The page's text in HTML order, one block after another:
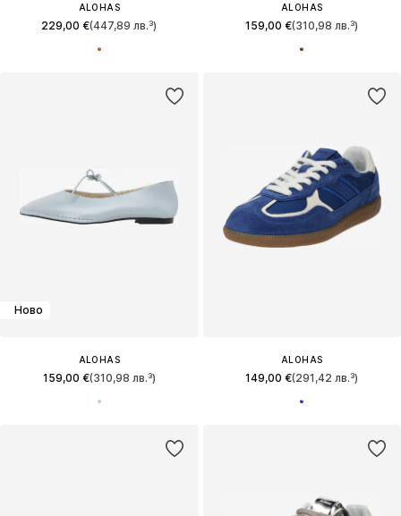
ALOHAS
229,00 €(447,89 лв.³)
ALOHAS
159,00 €(310,98 лв.³)
Ново
ALOHAS
159,00 €(310,98 лв.³)
ALOHAS
149,00 €(291,42 лв.³)